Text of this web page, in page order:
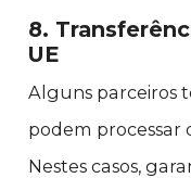
8.
UE
Alguns parceiros
podem processar
Nestes casos,